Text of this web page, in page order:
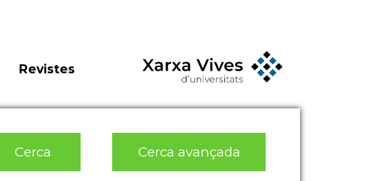
Revistes
Cerca Cerca avançada